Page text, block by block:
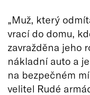
„Muž, který
vrací do domu,
zavražděna jeho
nákladní auto a
na bezpečném
velitel Rudé